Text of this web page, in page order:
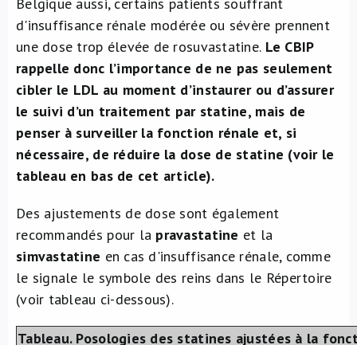
d'insuffisance rénale modérée ou sévère prennent
une dose trop élevée de rosuvastatine. Le CBIP
rappelle donc l’importance de ne pas seulement
cibler le LDL au moment d’instaurer ou d’assurer
le suivi d’un traitement par statine, mais de
penser à surveiller la fonction rénale et, si
nécessaire, de réduire la dose de statine (voir le
tableau en bas de cet article).
Des ajustements de dose sont également
recommandés pour la pravastatine et la
simvastatine en cas d'insuffisance rénale, comme
le signale le symbole des reins dans le Répertoire
(voir tableau ci-dessous).
Tableau. Posologies des statines ajustées à la